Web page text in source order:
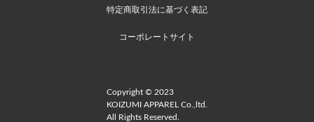
特定商取引法に基づく表記
コーポレートサイト
Copyright © 2023
KOIZUMI APPAREL Co.,ltd.
All Rights Reserved.